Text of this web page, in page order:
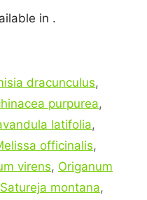
in .
dracunculus,
purpurea,
latifolia,
officinalis,
virens, Origanum
Satureja montana,